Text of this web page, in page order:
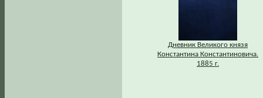
Дневник Великого князя
Константина Константиновича.
1885 г.